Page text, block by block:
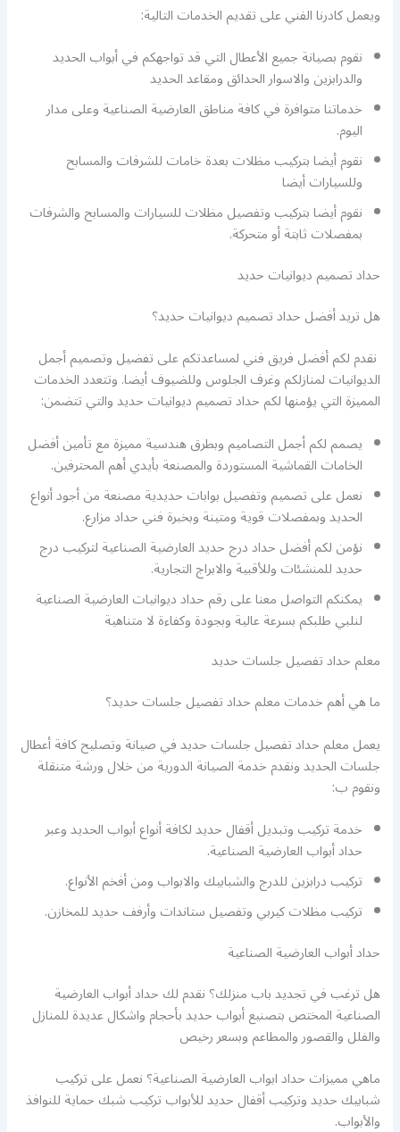
ويعمل كادرنا الفني على تقديم الخدمات التالية:
نقوم بصيانة جميع الأعطال التي قد تواجهكم في أبواب الحديد
والدرابزين والاسوار الحدائق ومقاعد الحديد
خدماتنا متوافرة في كافة مناطق العارضية الصناعية وعلى مدار
اليوم.
نقوم أيضا بتركيب مظلات بعدة خامات للشرفات والمسابح
وللسيارات أيضا
نقوم أيضا بتركيب وتفصيل مظلات للسيارات والمسابح والشرفات
بمفصلات ثابتة أو متحركة.
حداد تصميم ديوانيات حديد
هل تريد أفضل حداد تصميم ديوانيات حديد؟
نقدم لكم أفضل فريق فني لمساعدتكم على تفضيل وتصميم أجمل
الديوانيات لمنازلكم وغرف الجلوس وللضيوف أيضا. وتتعدد الخدمات
المميزة التي يؤمنها لكم حداد تصميم ديوانيات حديد والتي تتضمن:
يصمم لكم أجمل التصاميم وبطرق هندسية مميزة مع تأمين أفضل
الخامات القماشية المستوردة والمصنعة بأيدي أهم المحترفين.
نعمل على تصميم وتفصيل بوابات حديدية مصنعة من أجود أنواع
الحديد وبمفصلات قوية ومتينة وبخبرة فني حداد مزارع.
نؤمن لكم أفضل حداد درج حديد العارضية الصناعية لتركيب درج
حديد للمنشئات وللأقبية والابراج التجارية.
يمكنكم التواصل معنا على رقم حداد ديوانيات العارضية الصناعية
لنلبي طلبكم بسرعة عالية وبجودة وكفاءة لا متناهية
معلم حداد تفصيل جلسات حديد
ما هي أهم خدمات معلم حداد تفصيل جلسات حديد؟
يعمل معلم حداد تفصيل جلسات حديد في صيانة وتصليح كافة أعطال
جلسات الحديد ونقدم خدمة الصيانة الدورية من خلال ورشة متنقلة
ونقوم ب:
خدمة تركيب وتبديل أقفال حديد لكافة أنواع أبواب الحديد وعبر
حداد أبواب العارضية الصناعية.
تركيب درابزين للدرج والشبابيك والابواب ومن أفخم الأنواع.
تركيب مظلات كيربي وتفصيل ستاندات وأرفف حديد للمخازن.
حداد أبواب العارضية الصناعية
هل ترغب في تجديد باب منزلك؟ نقدم لك حداد أبواب العارضية
الصناعية المختص بتصنيع أبواب حديد بأحجام واشكال عديدة للمنازل
والفلل والقصور والمطاعم وبسعر رخيص
ماهي مميزات حداد ابواب العارضية الصناعية؟ نعمل على تركيب
شبابيك حديد وتركيب أقفال حديد للأبواب تركيب شبك حماية للنوافذ
والأبواب.